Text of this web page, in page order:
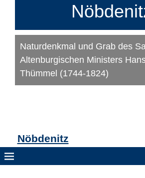
Naturdenkmal und Grab des
Altenburgischen Ministers
Thümmel (1744-1824)
Nöbdenitz